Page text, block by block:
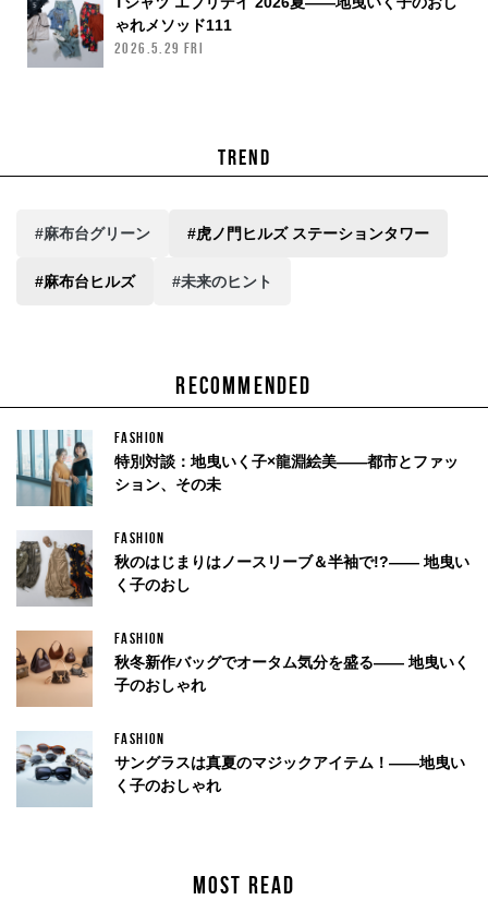
ゃれメソッド111
2026.5.29 FRI
MOST READ
RECOMMENDED
FASHION
特別対談：地曳いく子×龍淵絵美——都市とファッ
ション、その未
FASHION
秋のはじまりはノースリーブ＆半袖で!?—— 地曳い
く子のおし
FASHION
秋冬新作バッグでオータム気分を盛る—— 地曳いく
子のおしゃれ
FASHION
サングラスは真夏のマジックアイテム！——地曳い
く子のおしゃれ
TREND
#麻布台グリーン #虎ノ門ヒルズ ステーションタワー
#麻布台ヒルズ #未来のヒント